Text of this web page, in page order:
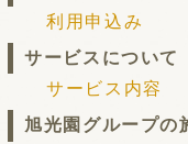
利用申込み
サービスについて
サービス内容
旭光園グループの